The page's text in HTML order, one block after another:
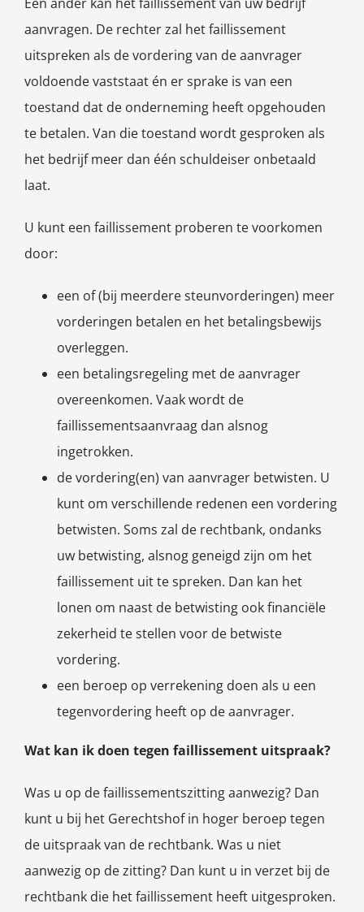
aanvragen. De rechter zal het faillissement
uitspreken als de vordering van de aanvrager
voldoende vaststaat én er sprake is van een
toestand dat de onderneming heeft opgehouden
te betalen. Van die toestand wordt gesproken als
het bedrijf meer dan één schuldeiser onbetaald
laat.
U kunt een faillissement proberen te voorkomen
door:
een of (bij meerdere steunvorderingen) meer
vorderingen betalen en het betalingsbewijs
overleggen.
een betalingsregeling met de aanvrager
overeenkomen. Vaak wordt de
faillissementsaanvraag dan alsnog
ingetrokken.
de vordering(en) van aanvrager betwisten. U
kunt om verschillende redenen een vordering
betwisten. Soms zal de rechtbank, ondanks
uw betwisting, alsnog geneigd zijn om het
faillissement uit te spreken. Dan kan het
lonen om naast de betwisting ook financiële
zekerheid te stellen voor de betwiste
vordering.
een beroep op verrekening doen als u een
tegenvordering heeft op de aanvrager.
Wat kan ik doen tegen faillissement uitspraak?
Was u op de faillissementszitting aanwezig? Dan
kunt u bij het Gerechtshof in hoger beroep tegen
de uitspraak van de rechtbank. Was u niet
aanwezig op de zitting? Dan kunt u in verzet bij de
rechtbank die het faillissement heeft uitgesproken.